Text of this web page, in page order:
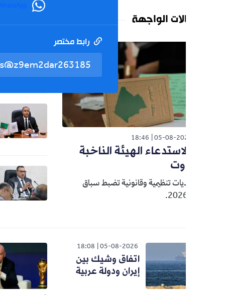
WhatsApp
رابط مختصر
الواجهة
18:46
الهيئة الناخبة
تنظيمية وقانونية تضبط سباق
هذه
لرئيس
رياضة
صادي
رحيل
الوطن
اجتماع
18:08
اتفاق وشيك بين
إيران ودولة عربية